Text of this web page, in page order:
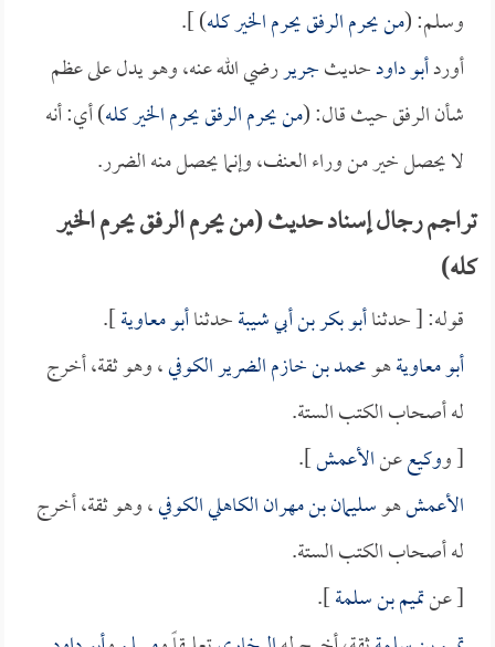
وسلم: (من يحرم الرفق يحرم الخير كله) ].
أوردأبو داودحديثجريررضي الله عنه، وهو يدل على عظم
شأن الرفق حيث قال: (من يحرم الرفق يحرم الخير كله) أي: أنه
لا يحصل خير من وراء العنف، وإنما يحصل منه الضرر.
تراجم رجال إسناد حديث (من يحرم الرفق يحرم الخير
كله)
قوله: [ حدثناأبو بكر بن أبي شيبةحدثناأبو معاوية].
أبو معاويةهومحمد بن خازم الضرير الكوفي، وهو ثقة، أخرج
له أصحاب الكتب الستة.
[ ووكيععنالأعمش].
الأعمشهوسليمان بن مهران الكاهلي الكوفي، وهو ثقة، أخرج
له أصحاب الكتب الستة.
[ عنتميم بن سلمة].